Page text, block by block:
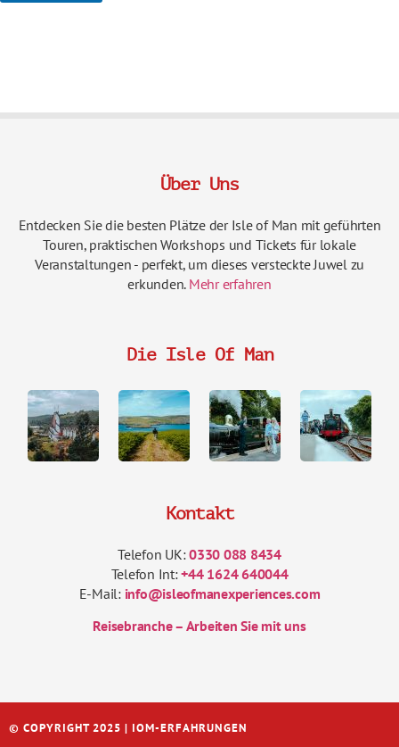
Über Uns
Entdecken Sie die besten Plätze der Isle of Man mit geführten
Touren, praktischen Workshops und Tickets für lokale
Veranstaltungen - perfekt, um dieses versteckte Juwel zu
erkunden. Mehr erfahren
Die Isle Of Man
Kontakt
Telefon UK:0330 088 8434
Telefon Int:+44 1624 640044
E-Mail: info@isleofmanexperiences.com
Reisebranche – Arbeiten Sie mit uns
© COPYRIGHT 2025 | IOM-ERFAHRUNGEN